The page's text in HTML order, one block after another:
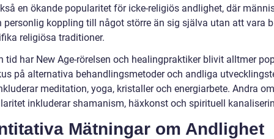
en ökande popularitet för icke-religiös andlighet, där
personlig koppling till något större än sig själva utan att vara
religiösa traditioner.
tid har New Age-rörelsen och healingpraktiker blivit alltmer
på alternativa behandlingsmetoder och andliga
meditation, yoga, kristaller och energiarbete. Andra
inkluderar shamanism, häxkonst och spirituell
Mätningar om Andlighet